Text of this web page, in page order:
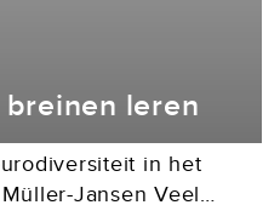
leren
in het
Jansen Veel